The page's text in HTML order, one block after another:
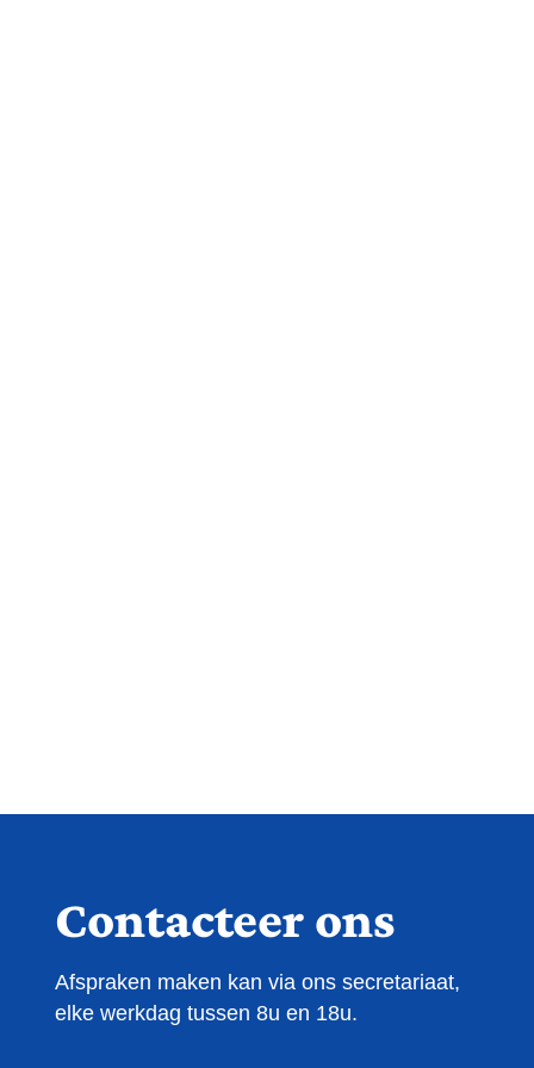
Contacteer ons
Afspraken maken kan via ons secretariaat,
elke werkdag tussen 8u en 18u.